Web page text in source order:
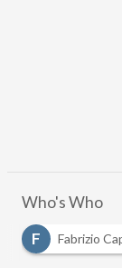
Who's Who
F
Fabrizio